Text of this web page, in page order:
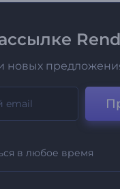
новых
в любое время